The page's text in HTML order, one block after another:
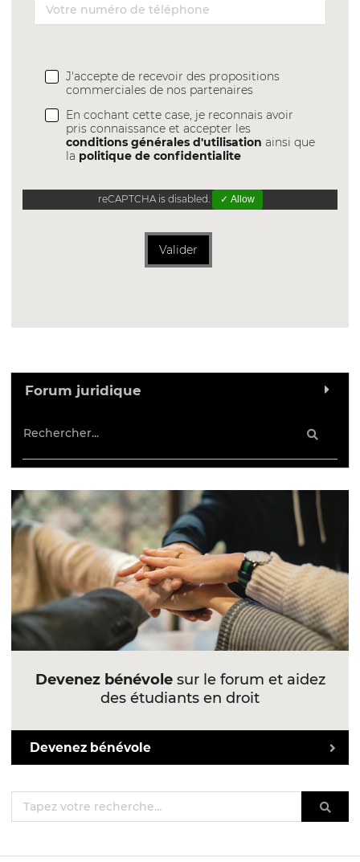
J'accepte de recevoir des propositions
commerciales de nos partenaires
En cochant cette case, je reconnais avoir
pris connaissance et accepter les
conditions générales d'utilisation ainsi que
la politique de confidentialite
reCAPTCHA is disabled. ✓ Allow
Valider
Forum juridique
Devenez bénévolesur le forum et aidez
des étudiants en droit
Devenez bénévole